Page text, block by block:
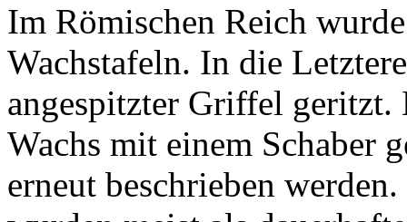
Im Römischen Reich
Wachstafeln. In die
angespitzter Griffel geritzt.
Wachs mit einem Schaber
erneut beschrieben